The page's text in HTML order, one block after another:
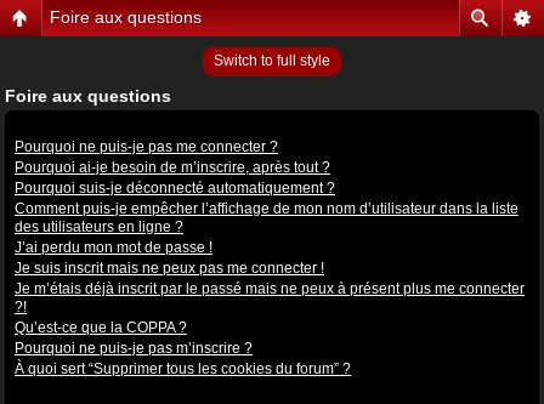
Foire aux questions
Switch to full style
Foire aux questions
Pourquoi ne puis-je pas me connecter ?
Pourquoi ai-je besoin de m’inscrire, après tout ?
Pourquoi suis-je déconnecté automatiquement ?
Comment puis-je empêcher l’affichage de mon nom d’utilisateur dans la liste
des utilisateurs en ligne ?
J’ai perdu mon mot de passe !
Je suis inscrit mais ne peux pas me connecter !
Je m’étais déjà inscrit par le passé mais ne peux à présent plus me connecter
?!
Qu’est-ce que la COPPA ?
Pourquoi ne puis-je pas m’inscrire ?
À quoi sert “Supprimer tous les cookies du forum” ?